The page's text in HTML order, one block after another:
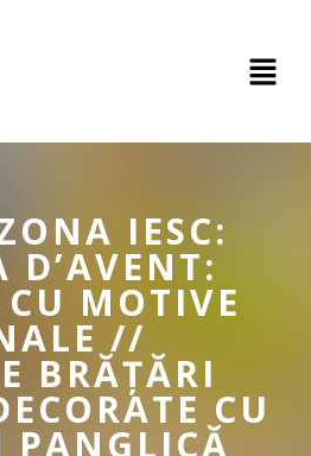
IESC:
D’AVENT:
MOTIVE
//
BRĂȚĂRI
CU
PANGLICĂ